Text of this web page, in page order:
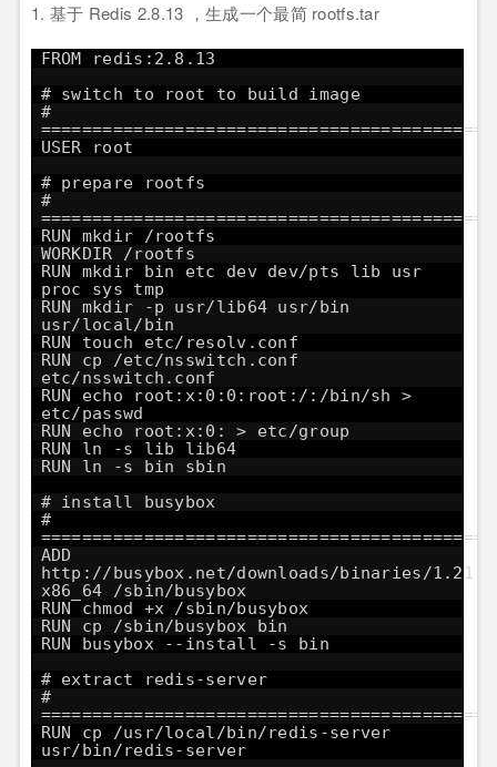
1. 基于 Redis 2.8.13 ，生成一个最简 rootfs.tar
FROM redis:2.8.13
# switch to root to build image
#
USER root
# prepare rootfs
#
RUN mkdir /rootfs
WORKDIR /rootfs
RUN mkdir bin etc dev dev/pts lib usr
proc sys tmp
RUN mkdir -p usr/lib64 usr/bin
usr/local/bin
RUN touch etc/resolv.conf
RUN cp /etc/nsswitch.conf
etc/nsswitch.conf
RUN echo root:x:0:0:root:/:/bin/sh >
etc/passwd
RUN echo root:x:0: > etc/group
RUN ln -s lib lib64
RUN ln -s bin sbin
# install busybox
#
ADD
http://busybox.net/downloads/binaries/
x86_64 /sbin/busybox
RUN chmod +x /sbin/busybox
RUN cp /sbin/busybox bin
RUN busybox --install -s bin
# extract redis-server
#
RUN cp /usr/local/bin/redis-server
usr/bin/redis-server